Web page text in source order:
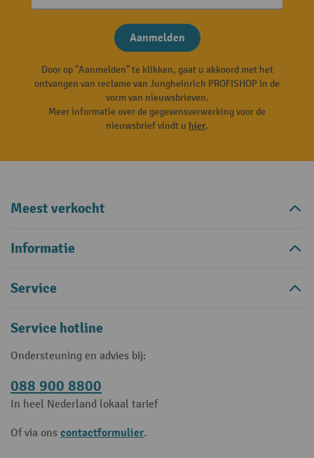
Aanmelden
Door op "Aanmelden" te klikken, gaat u akkoord met het
ontvangen van reclame van Jungheinrich PROFISHOP in de
vorm van nieuwsbrieven.
Meer informatie over de gegevensverwerking voor de
nieuwsbrief vindt u hier.
Meest verkocht
Informatie
Service
Service hotline
Ondersteuning en advies bij:
088 900 8800
In heel Nederland lokaal tarief
Of via ons contactformulier.